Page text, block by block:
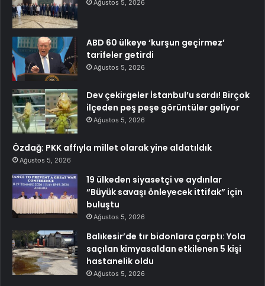
Ağustos 5, 2026
ABD 60 ülkeye ‘kurşun geçirmez’
tarifeler getirdi
Ağustos 5, 2026
Dev çekirgeler İstanbul’u sardı! Birçok
ilçeden peş peşe görüntüler geliyor
Ağustos 5, 2026
Özdağ: PKK affıyla millet olarak yine aldatıldık
Ağustos 5, 2026
19 ülkeden siyasetçi ve aydınlar
“Büyük savaşı önleyecek ittifak” için
buluştu
Ağustos 5, 2026
Balıkesir’de tır bidonlara çarptı: Yola
saçılan kimyasaldan etkilenen 5 kişi
hastanelik oldu
Ağustos 5, 2026